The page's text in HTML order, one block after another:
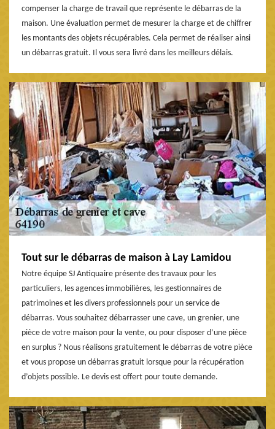
compenser la charge de travail que représente le débarras de la
maison. Une évaluation permet de mesurer la charge et de chiffrer
les montants des objets récupérables. Cela permet de réaliser ainsi
un débarras gratuit. Il vous sera livré dans les meilleurs délais.
Tout sur le débarras de maison à Lay Lamidou
Notre équipe SJ Antiquaire présente des travaux pour les
particuliers, les agences immobilières, les gestionnaires de
patrimoines et les divers professionnels pour un service de
débarras. Vous souhaitez débarrasser une cave, un grenier, une
pièce de votre maison pour la vente, ou pour disposer d’une pièce
en surplus ? Nous réalisons gratuitement le débarras de votre pièce
et vous propose un débarras gratuit lorsque pour la récupération
d’objets possible. Le devis est offert pour toute demande.